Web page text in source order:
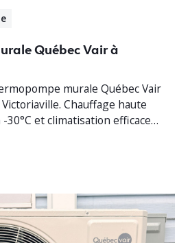
Québec Vair à
murale Québec Vair
Chauffage haute
30°C et climatisation efficace